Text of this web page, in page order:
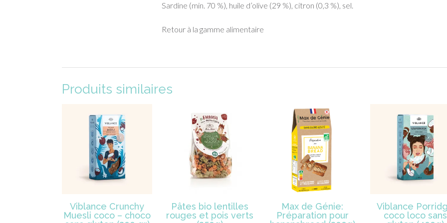
Sardine (min. 70 %), huile d’olive (29 %), citron (0,3 %), sel.
Retour à la gamme alimentaire
Produits similaires
Viblance Crunchy
Muesli coco – choco
Pâtes bio lentilles
rouges et pois verts
Max de Génie:
Préparation pour
Viblance
coco loco sans